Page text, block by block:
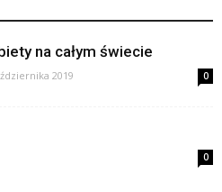
na całym świecie
2019 0
0